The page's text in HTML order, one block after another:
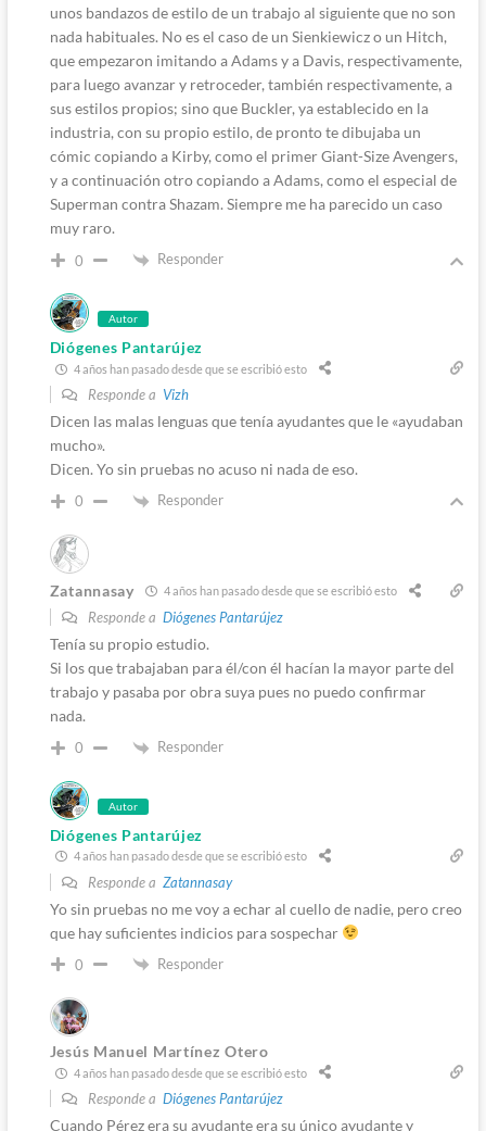
unos bandazos de estilo de un trabajo al siguiente que no son
nada habituales. No es el caso de un Sienkiewicz o un Hitch,
que empezaron imitando a Adams y a Davis, respectivamente,
para luego avanzar y retroceder, también respectivamente, a
sus estilos propios; sino que Buckler, ya establecido en la
industria, con su propio estilo, de pronto te dibujaba un
cómic copiando a Kirby, como el primer Giant-Size Avengers,
y a continuación otro copiando a Adams, como el especial de
Superman contra Shazam. Siempre me ha parecido un caso
muy raro.
0 Responder
Autor
Diógenes Pantarújez
4 años han pasado desde que se escribió esto
Responde a Vizh
Dicen las malas lenguas que tenía ayudantes que le «ayudaban
mucho».
Dicen. Yo sin pruebas no acuso ni nada de eso.
0 Responder
Zatannasay 4 años han pasado desde que se escribió esto
Responde a Diógenes Pantarújez
Tenía su propio estudio.
Si los que trabajaban para él/con él hacían la mayor parte del
trabajo y pasaba por obra suya pues no puedo confirmar
nada.
0 Responder
Autor
Diógenes Pantarújez
4 años han pasado desde que se escribió esto
Responde a Zatannasay
Yo sin pruebas no me voy a echar al cuello de nadie, pero creo
que hay suficientes indicios para sospechar
0 Responder
Jesús Manuel Martínez Otero
4 años han pasado desde que se escribió esto
Responde a Diógenes Pantarújez
Cuando Pérez era su ayudante era su único ayudante y